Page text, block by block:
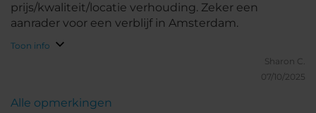
prijs/kwaliteit/locatie verhouding. Zeker een
aanrader voor een verblijf in Amsterdam.
Toon info
Sharon C.
07/10/2025
Alle opmerkingen